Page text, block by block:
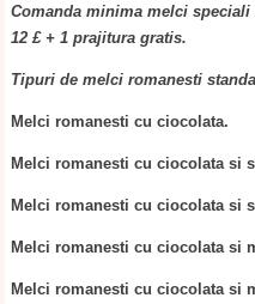
Comanda minima melci
12 £ + 1 prajitura gratis.
Tipuri de melci romanesti
Melci romanesti cu ciocolata.
Melci romanesti cu ciocolata si
Melci romanesti cu ciocolata si
Melci romanesti cu ciocolata si
Melci romanesti cu ciocolata si